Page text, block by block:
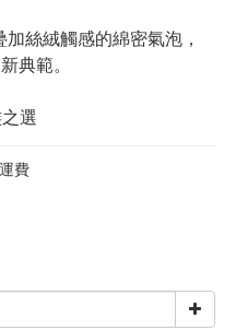
絲絨觸感的綿密氣泡，
典範。
選
費